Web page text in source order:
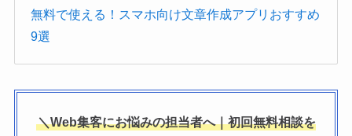
無料で使える！スマホ向け文章作成アプリおすすめ
9選
＼Web集客にお悩みの担当者へ｜初回無料相談を